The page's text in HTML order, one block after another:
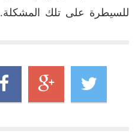
للسيطرة على تلك المشكلة.